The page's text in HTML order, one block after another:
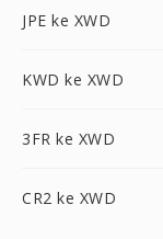
JPE ke XWD
KWD ke XWD
3FR ke XWD
CR2 ke XWD